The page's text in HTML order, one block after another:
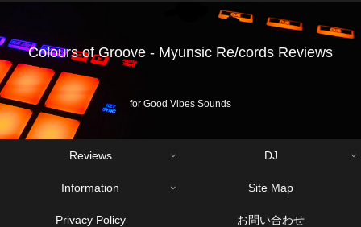
Colours of Groove - Myunsic Re/cords Reviews
for Good Vibes Sounds
Reviews DJ
Information Site Map
Privacy Policy お問い合わせ